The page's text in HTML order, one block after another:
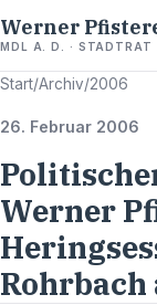
Werner
MDL A. D. · STADTRAT
Start/Archiv/2006
26. Februar 2006
Werner
Rohrbach